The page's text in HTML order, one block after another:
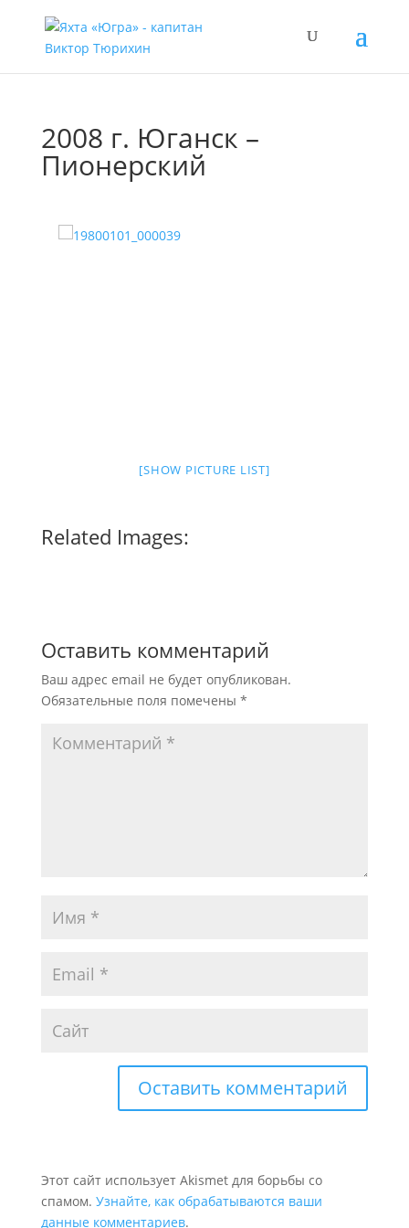
2008 г. Юганск –
Пионерский
[SHOW PICTURE LIST]
Related Images:
Оставить комментарий
Ваш адрес email не будет опубликован.
Обязательные поля помечены *
Этот сайт использует Akismet для борьбы со
спамом. Узнайте, как обрабатываются ваши
данные комментариев.